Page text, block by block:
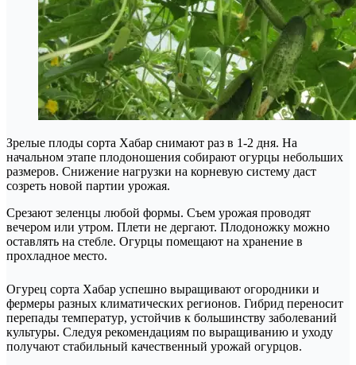
Зрелые плоды сорта Хабар снимают раз в 1-2 дня. На
начальном этапе плодоношения собирают огурцы небольших
размеров. Снижение нагрузки на корневую систему даст
созреть новой партии урожая.
Срезают зеленцы любой формы. Съем урожая проводят
вечером или утром. Плети не дергают. Плодоножку можно
оставлять на стебле. Огурцы помещают на хранение в
прохладное место.
Огурец сорта Хабар успешно выращивают огородники и
фермеры разных климатических регионов. Гибрид переносит
перепады температур, устойчив к большинству заболеваний
культуры. Следуя рекомендациям по выращиванию и уходу
получают стабильный качественный урожай огурцов.